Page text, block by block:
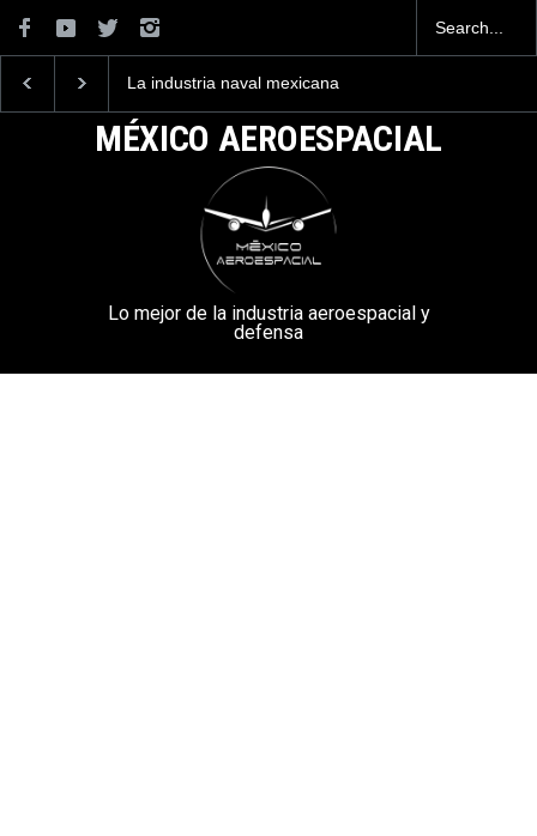
La industria naval mexicana
la Armada de México
mexicanos cuesta 2.9
millones de dólares
MÉXICO AEROESPACIAL
Lo mejor de la industria aeroespacial y
defensa